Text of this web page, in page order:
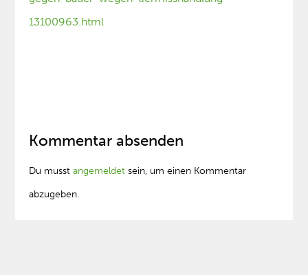
13100963.html
Kommentar absenden
Du musstangemeldet sein, um einen Kommentar
abzugeben.